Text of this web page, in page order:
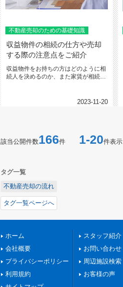
不動産売却のための基礎知識
収益物件の相続の仕方や売却
する際の注意点をご紹介
収益物件をお持ちの方はどのように相
続人を決めるのか、また家賃が相続財
2023-11-20
該当公開件数166件 1-20件表示
タグ一覧
不動産売却の流れ
タグ一覧ページへ
ホーム
会社概要
プライバシーポリシー
利用規約
スタッフ紹介
お問い合わせ
周辺施設検索
お客様の声